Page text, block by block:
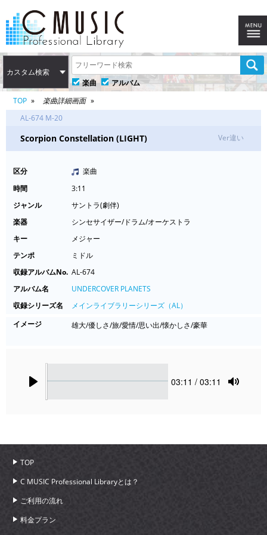
カスタム検索
楽曲
アルバム
TOP
楽曲詳細画面
AL-674 M-20
Scorpion Constellation (LIGHT) Ver違い
区分
楽曲
時間
3:11
ジャンル
サントラ(劇伴)
楽器
シンセサイザー/ドラム/オーケストラ
キー
メジャー
テンポ
ミドル
収録アルバムNo. AL-674
アルバム名
UNDERCOVER PLANETS
収録シリーズ名
メインライブラリーシリーズ（AL）
イメージ
雄大/優しさ/旅/愛情/思い出/懐かしさ/豪華
Current
03:11 / 03:11
TOP
C MUSIC Professional Libraryとは？
ご利用の流れ
料金プラン